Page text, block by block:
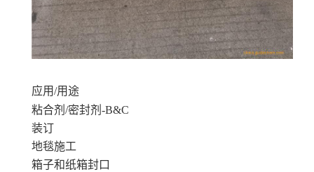
应用/用途
粘合剂/密封剂-B&C
装订
地毯施工
箱子和纸箱封口